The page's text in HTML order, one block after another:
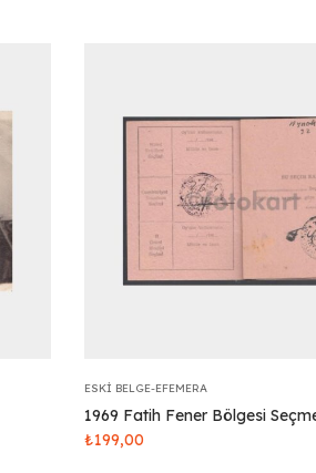
ESKI BELGE-EFEMERA
1969 Fatih Fener Bölgesi
₺199,00